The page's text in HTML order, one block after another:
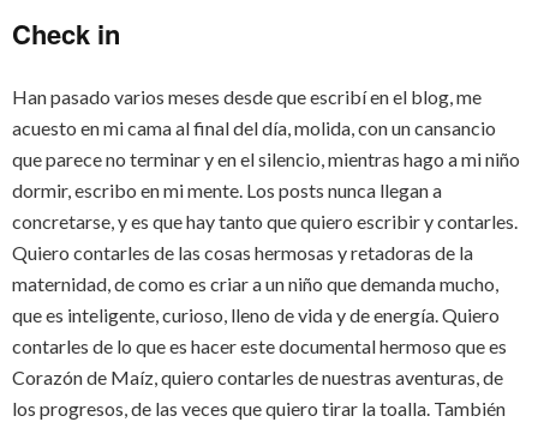
Check in
Han pasado varios meses desde que escribí en el blog, me
acuesto en mi cama al final del día, molida, con un cansancio
que parece no terminar y en el silencio, mientras hago a mi niño
dormir, escribo en mi mente. Los posts nunca llegan a
concretarse, y es que hay tanto que quiero escribir y contarles.
Quiero contarles de las cosas hermosas y retadoras de la
maternidad, de como es criar a un niño que demanda mucho,
que es inteligente, curioso, lleno de vida y de energía. Quiero
contarles de lo que es hacer este documental hermoso que es
Corazón de Maíz, quiero contarles de nuestras aventuras, de
los progresos, de las veces que quiero tirar la toalla. También